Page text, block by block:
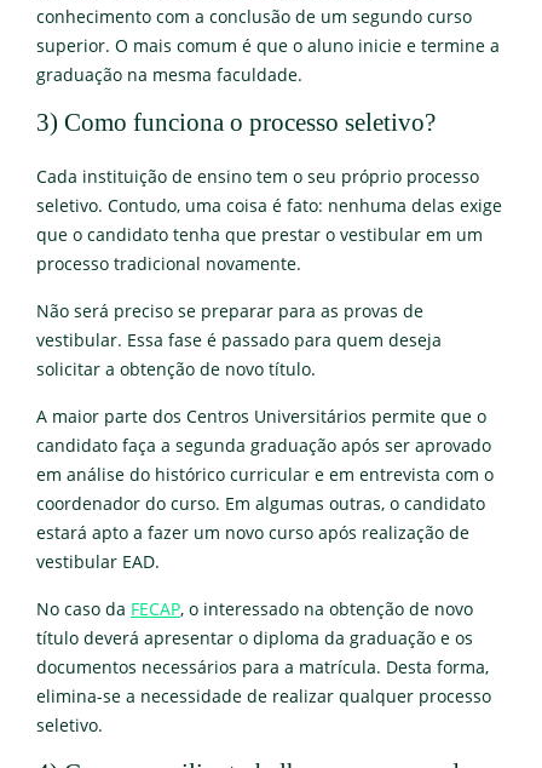
conhecimento com a conclusão de um segundo curso
superior. O mais comum é que o aluno inicie e termine a
graduação na mesma faculdade.
3) Como funciona o processo seletivo?
Cada instituição de ensino tem o seu próprio processo
seletivo. Contudo, uma coisa é fato: nenhuma delas exige
que o candidato tenha que prestar o vestibular em um
processo tradicional novamente.
Não será preciso se preparar para as provas de
vestibular. Essa fase é passado para quem deseja
solicitar a obtenção de novo título.
A maior parte dos Centros Universitários permite que o
candidato faça a segunda graduação após ser aprovado
em análise do histórico curricular e em entrevista com o
coordenador do curso. Em algumas outras, o candidato
estará apto a fazer um novo curso após realização de
vestibular EAD.
No caso da FECAP, o interessado na obtenção de novo
título deverá apresentar o diploma da graduação e os
documentos necessários para a matrícula. Desta forma,
elimina-se a necessidade de realizar qualquer processo
seletivo.